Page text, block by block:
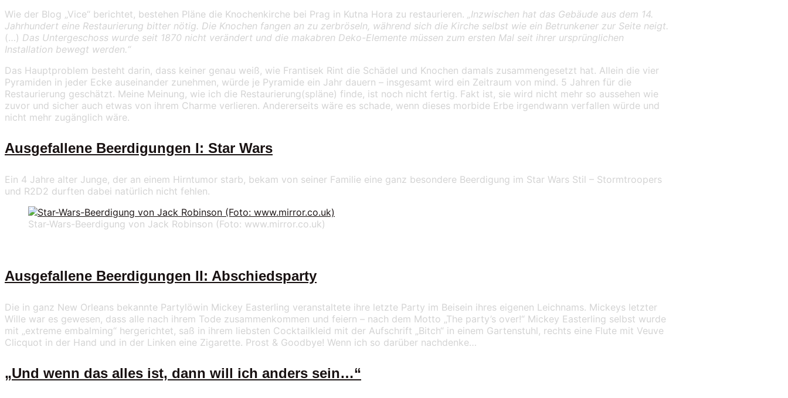
Wie der Blog „Vice“ berichtet, bestehen Pläne die Knochenkirche bei Prag in Kutna Hora zu restaurieren. „Inzwischen hat das Gebäude aus dem 14.
Jahrhundert eine Restaurierung bitter nötig. Die Knochen fangen an zu zerbröseln, während sich die Kirche selbst wie ein Betrunkener zur Seite neigt.
(…) Das Untergeschoss wurde seit 1870 nicht verändert und die makabren Deko-Elemente müssen zum ersten Mal seit ihrer ursprünglichen
Installation bewegt werden.“
Das Hauptproblem besteht darin, dass keiner genau weiß, wie Frantisek Rint die Schädel und Knochen damals zusammengesetzt hat. Allein die vier
Pyramiden in jeder Ecke auseinander zunehmen, würde je Pyramide ein Jahr dauern – insgesamt wird ein Zeitraum von mind. 5 Jahren für die
Restaurierung geschätzt. Meine Meinung, wie ich die Restaurierung(spläne) finde, ist noch nicht fertig. Fakt ist, sie wird nicht mehr so aussehen wie
zuvor und sicher auch etwas von ihrem Charme verlieren. Andererseits wäre es schade, wenn dieses morbide Erbe irgendwann verfallen würde und
nicht mehr zugänglich wäre.
Ausgefallene Beerdigungen I: Star Wars
Ein 4 Jahre alter Junge, der an einem Hirntumor starb, bekam von seiner Familie eine ganz besondere Beerdigung im Star Wars Stil – Stormtroopers
und R2D2 durften dabei natürlich nicht fehlen.
Star-Wars-Beerdigung von Jack Robinson (Foto: www.mirror.co.uk)
Ausgefallene Beerdigungen II: Abschiedsparty
Die in ganz New Orleans bekannte Partylöwin Mickey Easterling veranstaltete ihre letzte Party im Beisein ihres eigenen Leichnams. Mickeys letzter
Wille war es gewesen, dass alle nach ihrem Tode zusammenkommen und feiern – nach dem Motto „The party’s over!“ Mickey Easterling selbst wurde
mit „extreme embalming“ hergerichtet, saß in ihrem liebsten Cocktailkleid mit der Aufschrift „Bitch“ in einem Gartenstuhl, rechts eine Flute mit Veuve
Clicquot in der Hand und in der Linken eine Zigarette. Prost & Goodbye! Wenn ich so darüber nachdenke…
„Und wenn das alles ist, dann will ich anders sein…“